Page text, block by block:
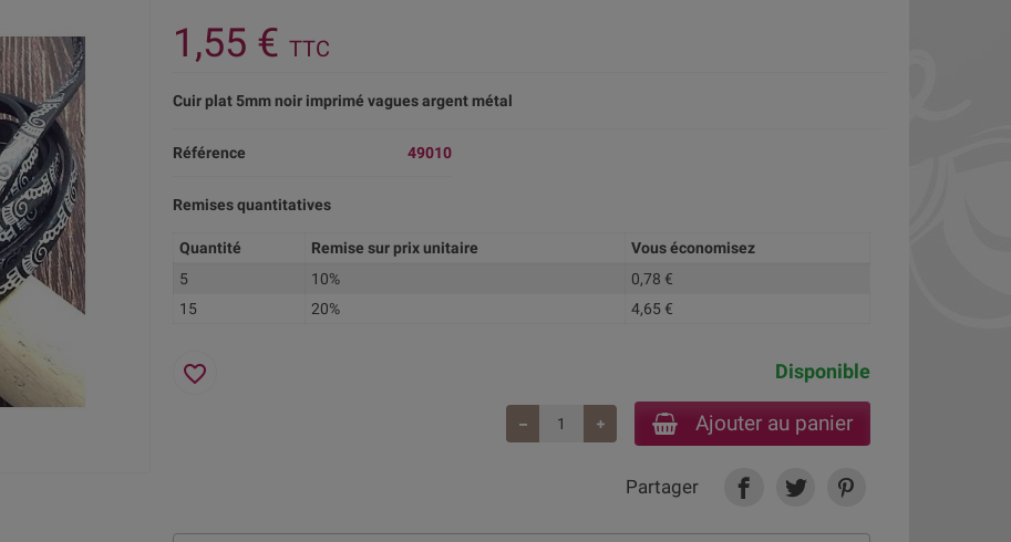
1,55 € TTC
Cuir plat 5mm noir imprimé vagues argent métal
Référence 49010
Remises quantitatives
Quantité Remise sur prix unitaire
Vous économisez
5
10%
0,78 €
15
20% 4,65 €
Disponible
Ajouter au panier
favorite_border
Partager